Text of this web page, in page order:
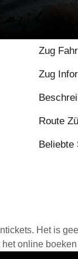
Zug
Zug
Route
Beliebte
Het is
online